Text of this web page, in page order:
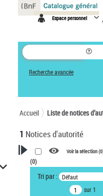
Espace personnel
Recherche avancée
Accueil Liste de notices
1 Notices d'autorité
VOTRE RECHERCHE
Recherche avancée
notices d’autorité
Voir la sélection (0
(0)
Tri par : Défaut
sur 1
Panneau de gestion des cookies